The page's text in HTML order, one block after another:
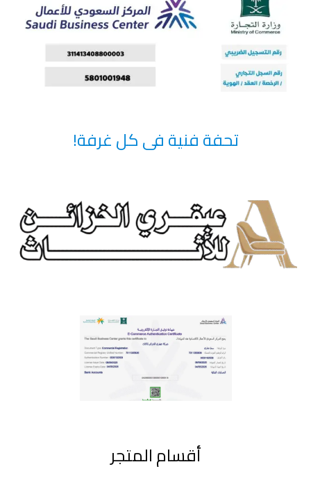
تحفة فنية فى كل غرفة!
أقسام المتجر